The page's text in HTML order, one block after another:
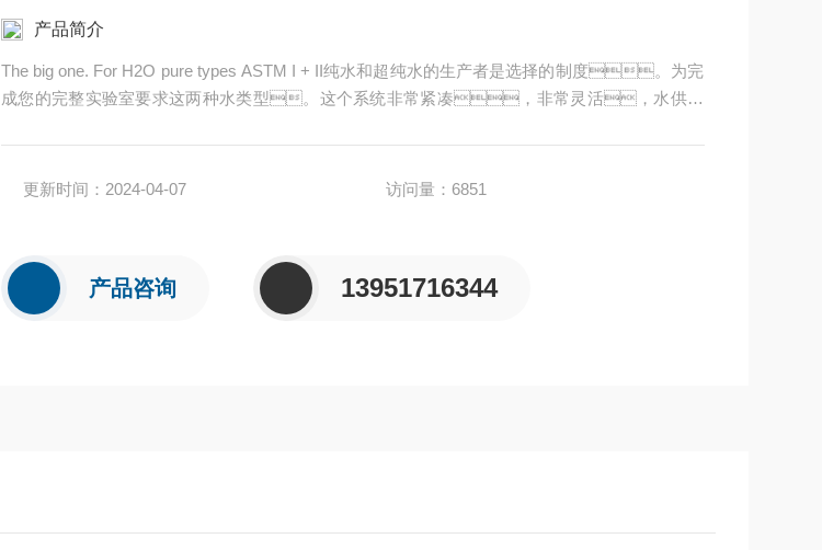
产品简介
The big one. For H2O pure types ASTM I + II纯水和超纯水的生产者是选择的制度。为完
成您的完整实验室要求这两种水类型。这个系统非常紧凑，非常灵活，水供应
更新时间：2024-04-07 访问量：6851
产品咨询 13951716344